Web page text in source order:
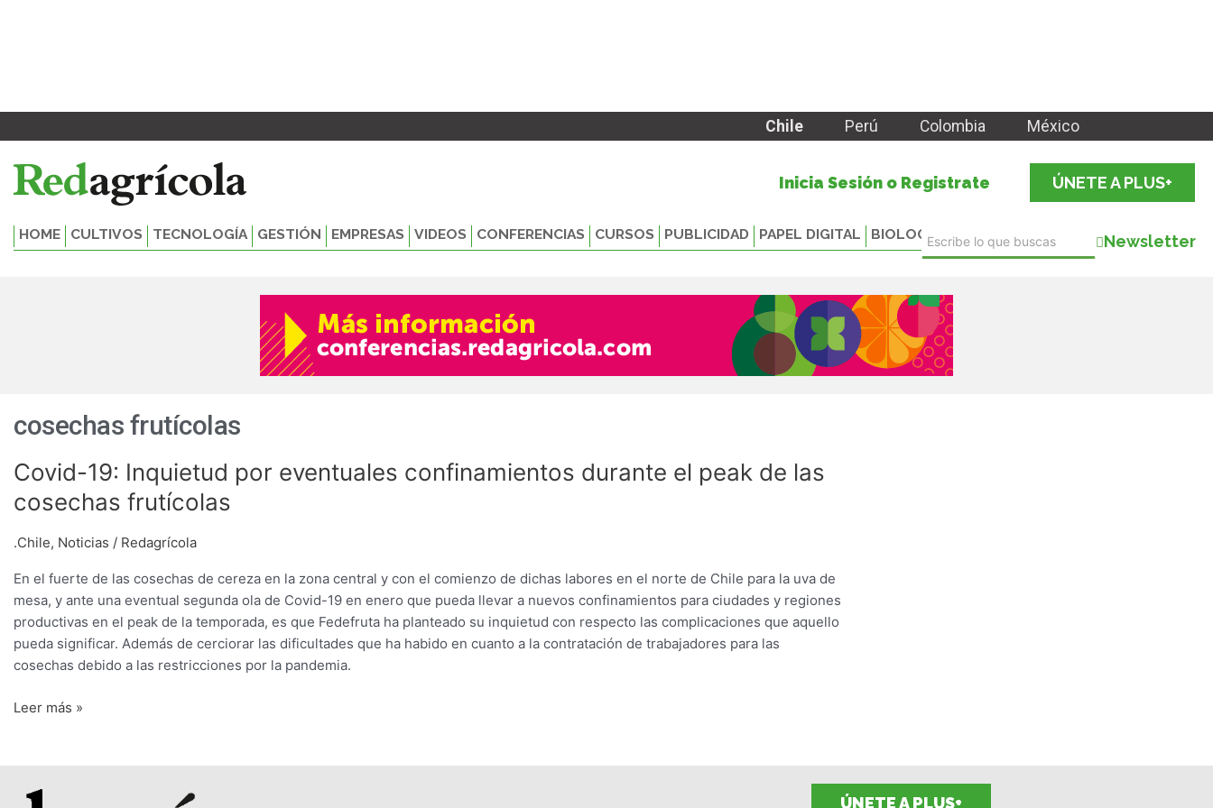
Chile Perú Colombia México
Inicia Sesión o Registrate ÚNETE A PLUS+
HOME CULTIVOS TECNOLOGÍA GESTIÓN EMPRESAS VIDEOS CONFERENCIAS CURSOS PUBLICIDAD PAPEL DIGITAL BIOLOGICALS Newsletter
cosechas frutícolas
Covid-19: Inquietud por eventuales confinamientos durante el peak de las
cosechas frutícolas
.Chile, Noticias / Redagrícola
En el fuerte de las cosechas de cereza en la zona central y con el comienzo de dichas labores en el norte de Chile para la uva de
mesa, y ante una eventual segunda ola de Covid-19 en enero que pueda llevar a nuevos confinamientos para ciudades y regiones
productivas en el peak de la temporada, es que Fedefruta ha planteado su inquietud con respecto las complicaciones que aquello
pueda significar. Además de cerciorar las dificultades que ha habido en cuanto a la contratación de trabajadores para las
cosechas debido a las restricciones por la pandemia.
Covid-
Inquietud
eventuales
confinamientos
durante
el
peak
de
cosechas
Leer más »
ÚNETE A PLUS+